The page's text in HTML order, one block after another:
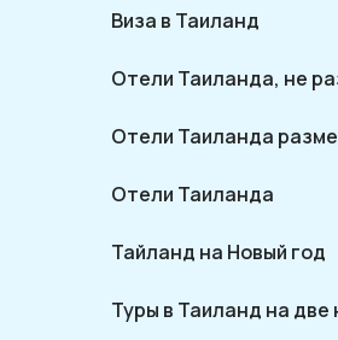
Виза в Таиланд
Отели Таиланда, не
Отели Таиланда
Отели Таиланда
Тайланд на Новый год
Туры в Таиланд на две